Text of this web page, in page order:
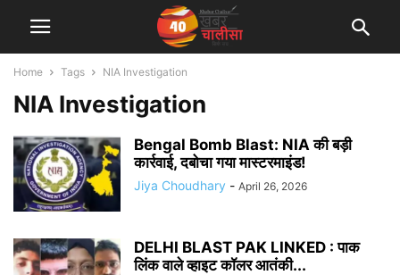
Home Tags NIA Investigation
NIA Investigation
Bengal Bomb Blast: NIA की बड़ी
कार्रवाई, दबोचा गया मास्टरमाइंड!
Jiya Choudhary - April 26, 2026
DELHI BLAST PAK LINKED : पाक
लिंक वाले व्हाइट कॉलर आतंकी...